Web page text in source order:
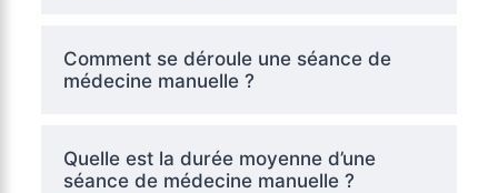
Comment se déroule une séance de
médecine manuelle ?
Quelle est la durée moyenne d’une
séance de médecine manuelle ?